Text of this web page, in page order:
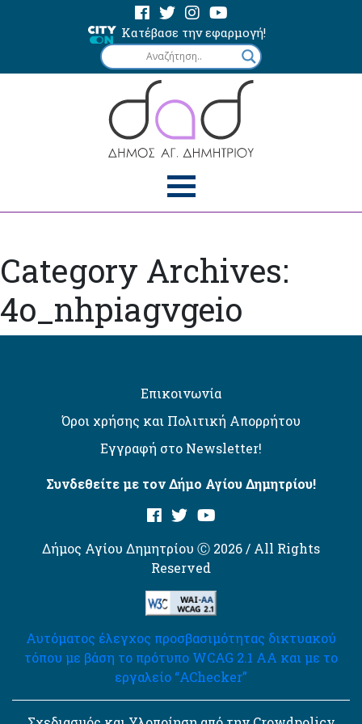
Κατέβασε την εφαρμογή!
Category Archives:
4o_nhpiagvgeio
Επικοινωνία
Όροι χρήσης και Πολιτική Απορρήτου
Εγγραφή στο Newsletter!
Συνδεθείτε με τον Δήμο Αγίου Δημητρίου!
Δήμος Αγίου Δημητρίου Ⓒ 2026 / All Rights
Reserved
Αυτόματος έλεγχος προσβασιμότητας δικτυακού
τόπου με βάση το πρότυπο WCAG 2.1 AA και με το
εργαλείο “AChecker”